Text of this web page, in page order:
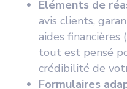
Éléments de
avis clients,
aides financières
tout est pensé
crédibilité de
Formulaires